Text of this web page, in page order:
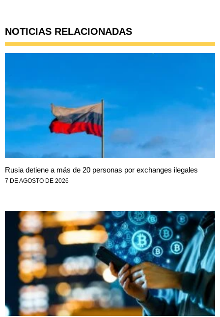
NOTICIAS RELACIONADAS
Rusia detiene a más de 20 personas por exchanges ilegales
7 DE AGOSTO DE 2026